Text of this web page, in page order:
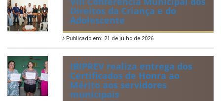
Direitos da Criança e do
Adolescente
Publicado em: 21 de julho de 2026
IBIPREV realiza entrega dos
Certificados de Honra ao
Mérito aos servidores
municipais